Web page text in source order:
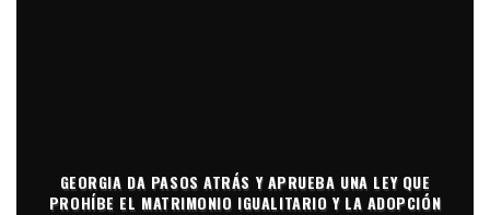
GEORGIA DA PASOS ATRÁS Y APRUEBA UNA LEY QUE
PROHÍBE EL MATRIMONIO IGUALITARIO Y LA ADOPCIÓN